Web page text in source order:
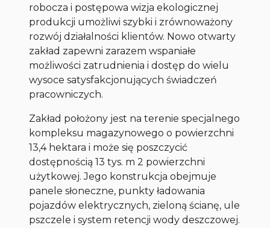
robocza i postępowa wizja ekologicznej
produkcji umożliwi szybki i zrównoważony
rozwój działalności klientów. Nowo otwarty
zakład zapewni zarazem wspaniałe
możliwości zatrudnienia i dostęp do wielu
wysoce satysfakcjonujących świadczeń
pracowniczych.
Zakład położony jest na terenie specjalnego
kompleksu magazynowego o powierzchni
13,4 hektara i może się poszczycić
dostępnością 13 tys. m 2 powierzchni
użytkowej. Jego konstrukcja obejmuje
panele słoneczne, punkty ładowania
pojazdów elektrycznych, zieloną ścianę, ule
pszczele i system retencji wody deszczowej.